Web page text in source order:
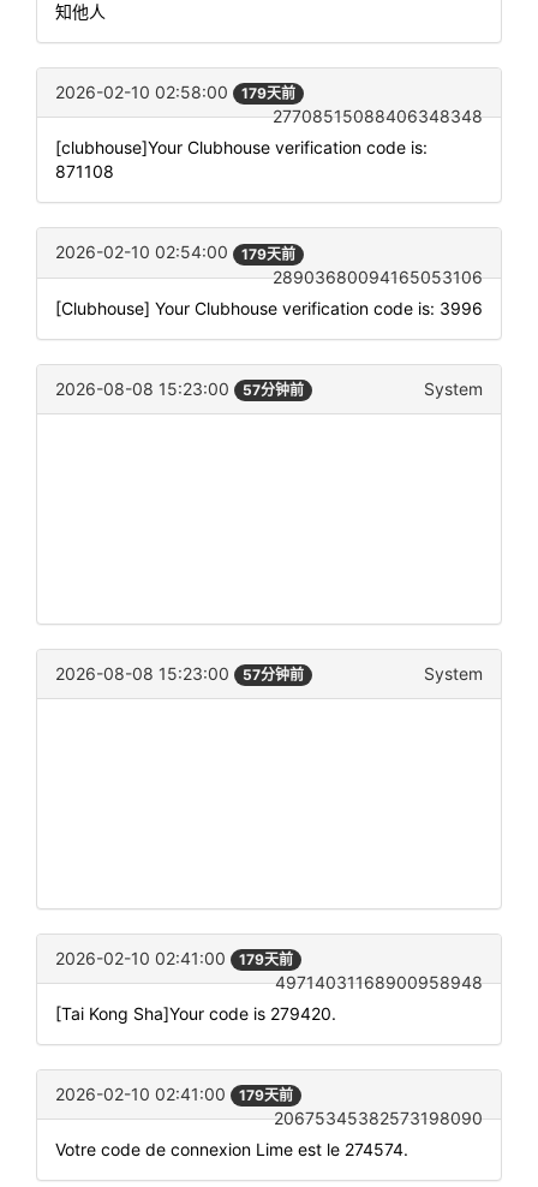
知他人
2026-02-10 02:58:00 179天前
27708515088406348348
[clubhouse]Your Clubhouse verification code is:
871108
2026-02-10 02:54:00 179天前
28903680094165053106
[Clubhouse] Your Clubhouse verification code is: 3996
2026-08-08 15:23:00 57分钟前 System
2026-08-08 15:23:00 57分钟前 System
2026-02-10 02:41:00 179天前
49714031168900958948
[Tai Kong Sha]Your code is 279420.
2026-02-10 02:41:00 179天前
20675345382573198090
Votre code de connexion Lime est le 274574.